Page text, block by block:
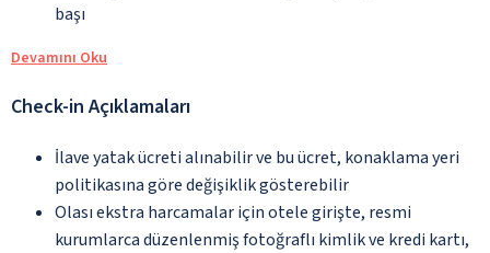
başı
Devamını Oku
Check-in Açıklamaları
İlave yatak ücreti alınabilir ve bu ücret, konaklama yeri
politikasına göre değişiklik gösterebilir
Olası ekstra harcamalar için otele girişte, resmi
kurumlarca düzenlenmiş fotoğraflı kimlik ve kredi kartı,